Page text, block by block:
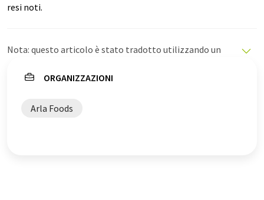
resi noti.
Nota: questo articolo è stato tradotto utilizzando un
offre queste traduzioni automatiche per presentare una
articolo è stato tradotto con traduzione automatica, è
ORGANIZZAZIONI
Arla Foods